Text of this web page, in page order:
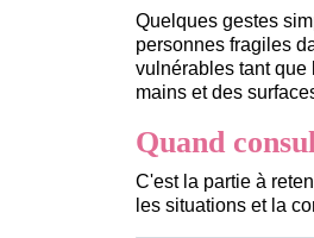
Quelques gestes
personnes fragiles
vulnérables tant que
mains et des
Quand
C'est la partie à
les situations et la